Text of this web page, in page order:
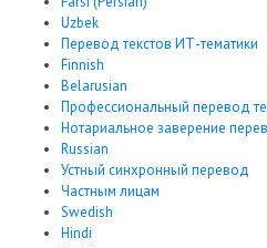
Uzbek
Перевод текстов ИТ-тематики
Finnish
Belarusian
Профессиональный перевод
Нотариальное заверение
Russian
Устный синхронный перевод
Частным лицам
Swedish
Hindi